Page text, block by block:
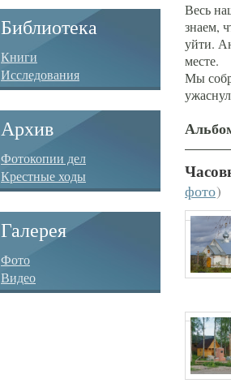
Библиотека
Книги
Исследования
Архив
Фотокопии дел
Крестные ходы
Галерея
Фото
Видео
Весь
знаем,
уйти.
месте.
Мы
фото)